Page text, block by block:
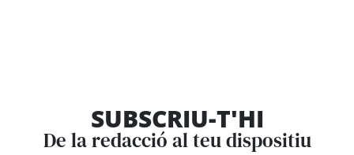
SUBSCRIU-T'HI
De la redacció al teu dispositiu